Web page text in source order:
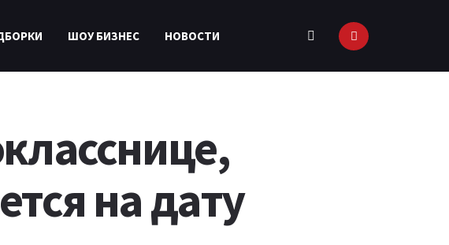
ШОУ БИЗНЕС НОВОСТИ
на дату